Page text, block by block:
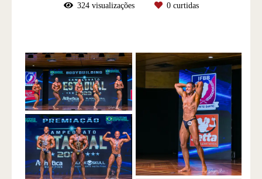
324visualizações 0curtidas